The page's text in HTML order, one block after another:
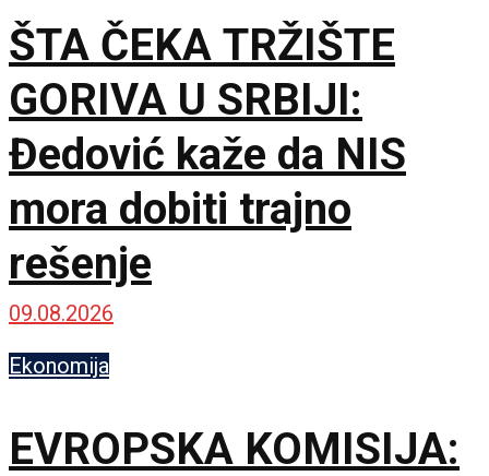
ŠTA ČEKA TRŽIŠTE
GORIVA U SRBIJI:
Đedović kaže da NIS
mora dobiti trajno
rešenje
09.08.2026
Ekonomija
EVROPSKA KOMISIJA: